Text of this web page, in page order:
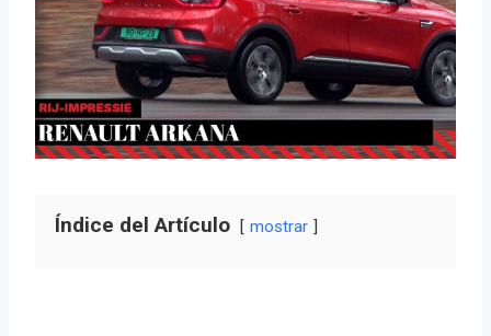
Índice del Artículo mostrar